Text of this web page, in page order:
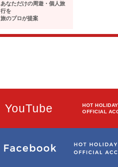
あなただけの周遊・個人旅
行を
旅のプロが提案
YouTube
HOT HOLIDAY
OFFICIAL